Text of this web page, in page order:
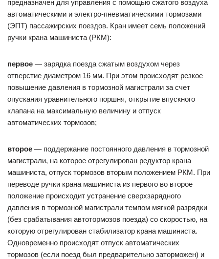
предназначен для управления с помощью сжатого воздуха
автоматическими и электро-пневматическими тормозами
(ЭПТ) пассажирских поездов. Кран имеет семь положений
ручки крана машиниста (РКМ):
первое — зарядка поезда сжатым воздухом через
отверстие диаметром 16 мм. При этом происходят резкое
повышение давления в тормозной магистрали за счет
опускания уравнительного поршня, открытие впускного
клапана на максимальную величину и отпуск
автоматических тормозов;
второе — поддержание постоянного давления в тормозной
магистрали, на которое отрегулирован редуктор крана
машиниста, отпуск тормозов вторым положением РКМ. При
переводе ручки крана машиниста из первого во второе
положение происходит устранение сверхзарядного
давления в тормозной магистрали темпом мягкой разрядки
(без срабатывания автотормозов поезда) со скоростью, на
которую отрегулирован стабилизатор крана машиниста.
Одновременно происходят отпуск автоматических
тормозов (если поезд был предварительно заторможен) и